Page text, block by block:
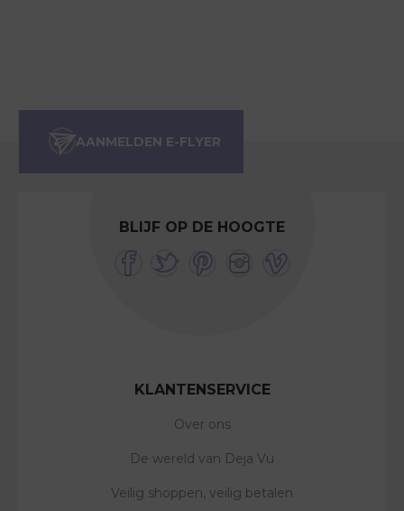
BLIJF OP DE HOOGTE
KLANTENSERVICE
Over ons
De wereld van Deja Vu
Veilig shoppen, veilig betalen